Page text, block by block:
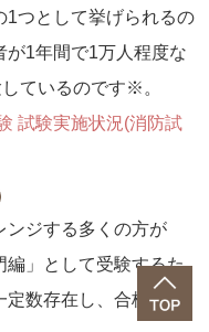
1つとして挙げられるの
が1年間で1万人程度な
ているのです※。
試験実施状況(消防試
ンジする多くの方が
編」として受験するた
定数存在し、合格率が